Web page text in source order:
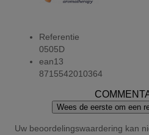
Referentie
0505D
ean13
8715542010364
Wees de eerste om een
Uw beoordelingswaardering kan